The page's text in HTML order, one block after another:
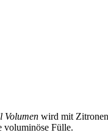
Volumen wird mit
voluminöse Fülle.